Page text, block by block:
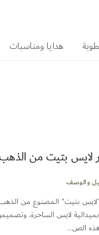
هدايا ومناسبات
لايس بتيت من الذهب
والوصف
لايس الساحرة،
الص...